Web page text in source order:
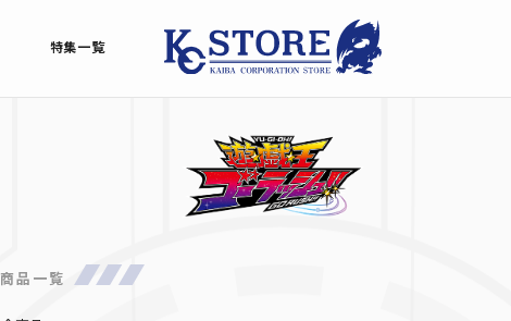
特集一覧
商品一覧